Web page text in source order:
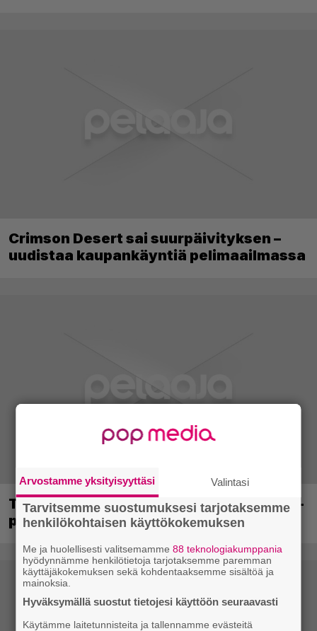
Crimson Desert sai suurpäivityksen –
uudistaa kaupankäyntiä pelimaailmassa
Tässä ovat seuraavat Xbox Game Pass -
pelit
Arvostamme yksityisyyttäsi Valintasi
Tarvitsemme suostumuksesi tarjotaksemme
henkilökohtaisen käyttökokemuksen
Me ja huolellisesti valitsemamme88 teknologiakumppania
hyödynnämme henkilötietoja tarjotaksemme paremman
käyttäjäkokemuksen sekä kohdentaaksemme sisältöä ja
mainoksia.
Hyväksymällä suostut tietojesi käyttöön seuraavasti
Käytämme laitetunnisteita ja tallennamme evästeitä